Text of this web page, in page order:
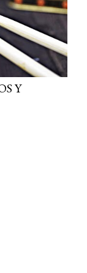
snack ligero,
Es el
Y